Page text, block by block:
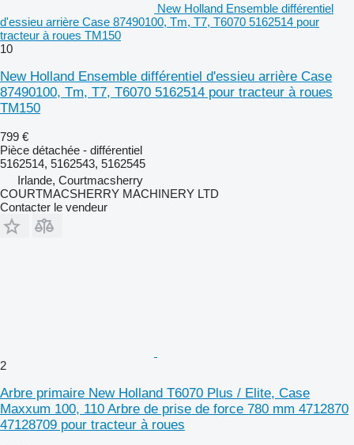
New Holland Ensemble différentiel
d'essieu arrière Case 87490100, Tm, T7, T6070 5162514 pour
tracteur à roues TM150
10
New Holland Ensemble différentiel d'essieu arrière Case
87490100, Tm, T7, T6070 5162514 pour tracteur à roues
TM150
799 €
Pièce détachée - différentiel
5162514, 5162543, 5162545
Irlande, Courtmacsherry
COURTMACSHERRY MACHINERY LTD
Contacter le vendeur
2
Arbre primaire New Holland T6070 Plus / Elite, Case
Maxxum 100, 110 Arbre de prise de force 780 mm 4712870
47128709 pour tracteur à roues